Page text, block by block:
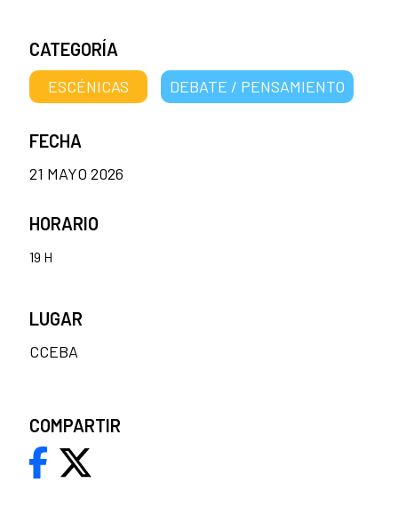
CATEGORÍA
ESCÉNICAS DEBATE / PENSAMIENTO
FECHA
21 MAYO 2026
HORARIO
19 H
LUGAR
CCEBA
COMPARTIR